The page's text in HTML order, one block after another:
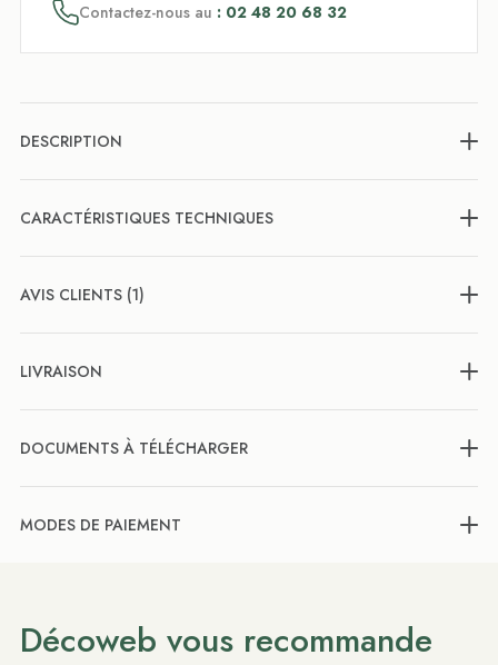
Contactez-nous au : 02 48 20 68 32
DESCRIPTION
CARACTÉRISTIQUES TECHNIQUES
AVIS CLIENTS (1)
LIVRAISON
DOCUMENTS À TÉLÉCHARGER
MODES DE PAIEMENT
Décoweb vous recommande